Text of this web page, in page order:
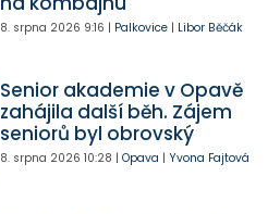
8. srpna 2026 9:16 | Palkovice| Libor Běčák
Senior akademie v Opavě
zahájila další běh. Zájem
seniorů byl obrovský
8. srpna 2026 10:28 | Opava | Yvona Fajtová